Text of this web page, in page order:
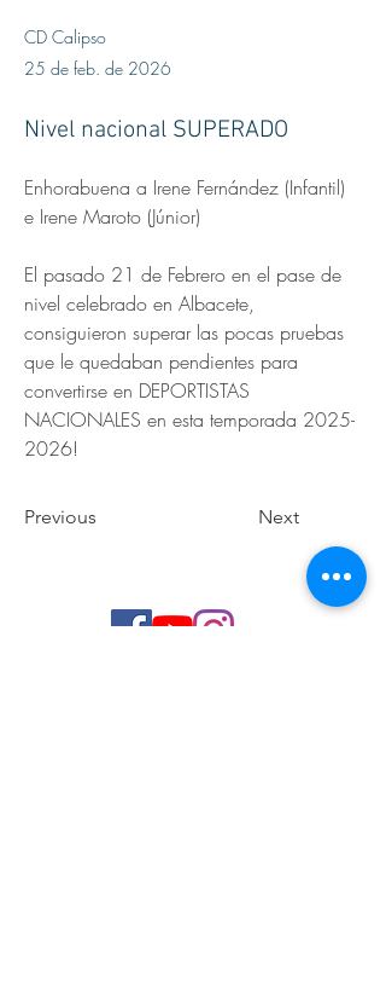
CD Calipso
25 de feb. de 2026
Nivel nacional SUPERADO
Previous Next
Enhorabuena a Irene Fernández (Infantil)
e Irene Maroto (Júnior)
El pasado 21 de Febrero en el pase de
nivel celebrado en Albacete,
consiguieron superar las pocas pruebas
que le quedaban pendientes para
convertirse en DEPORTISTAS
NACIONALES en esta temporada 2025-
2026!